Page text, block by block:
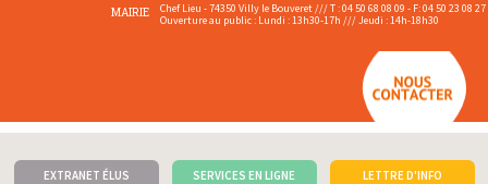
MAIRIE
Chef Lieu - 74350 Villy le Bouveret /// T : 04 50 68 08 09 - F: 04 50 23 08 27
Ouverture au public : Lundi : 13h30-17h /// Jeudi : 14h-18h30
EXTRANET ÉLUS SERVICES EN LIGNE LETTRE D'INFO